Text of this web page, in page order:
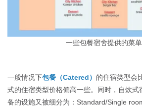
一些包餐宿舍提供的菜
一般情况下包餐（Catered） 的住宿类型会
式的住宿类型价格偏高一些。同时，自炊式
备的设施又被细分为：Standard/Single